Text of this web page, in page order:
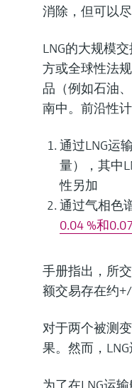
消除，但可以尽
LNG的大规模
方或全球性法
品（例如石油
南中。前沿性
通过LNG运
量），其中
性另加
通过气相色
0.04 %和
手册指出，所
额交易存在约
对于两个被测
果。然而，